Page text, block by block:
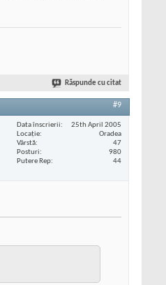
Răspunde cu citat
#9
Data înscrierii
25th April 2005
Locaţie
Oradea
Vârstă
47
Posturi
980
Putere Rep
44